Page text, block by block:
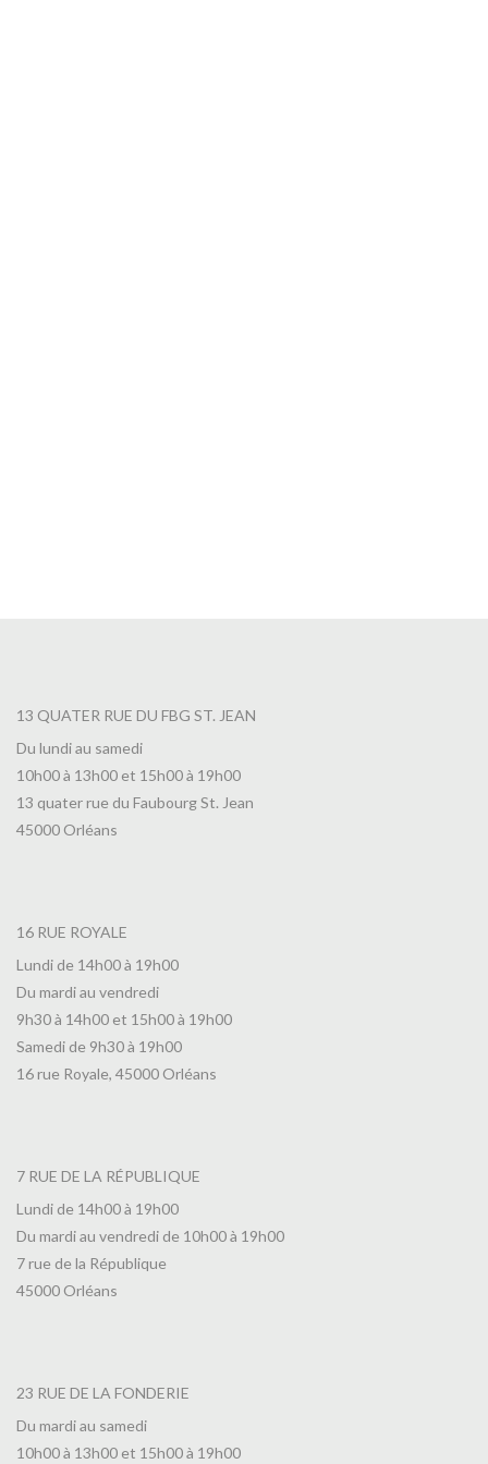
13 QUATER RUE DU FBG ST. JEAN
Du lundi au samedi
10h00 à 13h00 et 15h00 à 19h00
13 quater rue du Faubourg St. Jean
45000 Orléans
16 RUE ROYALE
Lundi de 14h00 à 19h00
Du mardi au vendredi
9h30 à 14h00 et 15h00 à 19h00
Samedi de 9h30 à 19h00
16 rue Royale, 45000 Orléans
7 RUE DE LA RÉPUBLIQUE
Lundi de 14h00 à 19h00
Du mardi au vendredi de 10h00 à 19h00
7 rue de la République
45000 Orléans
23 RUE DE LA FONDERIE
Du mardi au samedi
10h00 à 13h00 et 15h00 à 19h00